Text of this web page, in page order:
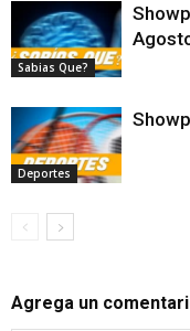
Sabias Que?
Deportes
Agrega un